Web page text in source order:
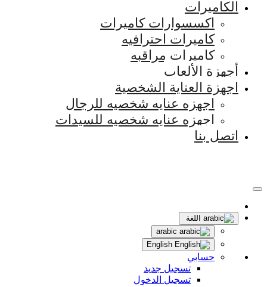
الكاميرات
اكسسوارات كاميرات
كاميرات احترافيه
كاميرات مراقبه
أجهزة الألعاب
اجهزة العناية الشخصية
اجهزه عنايه شخصيه للرجال
اجهزه عنايه شخصيه للسيدات
اتصل بنا
اللغة
حسابي
تسجيل جديد
تسجيل الدخول